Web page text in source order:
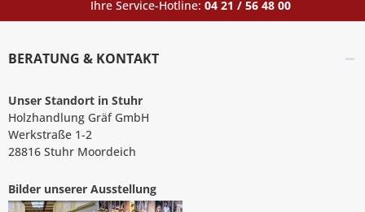
Ihre Service-Hotline: 04 21 / 56 48 00
BERATUNG & KONTAKT
Unser Standort in Stuhr
Holzhandlung Gräf GmbH
Werkstraße 1-2
28816 Stuhr Moordeich
Bilder unserer Ausstellung